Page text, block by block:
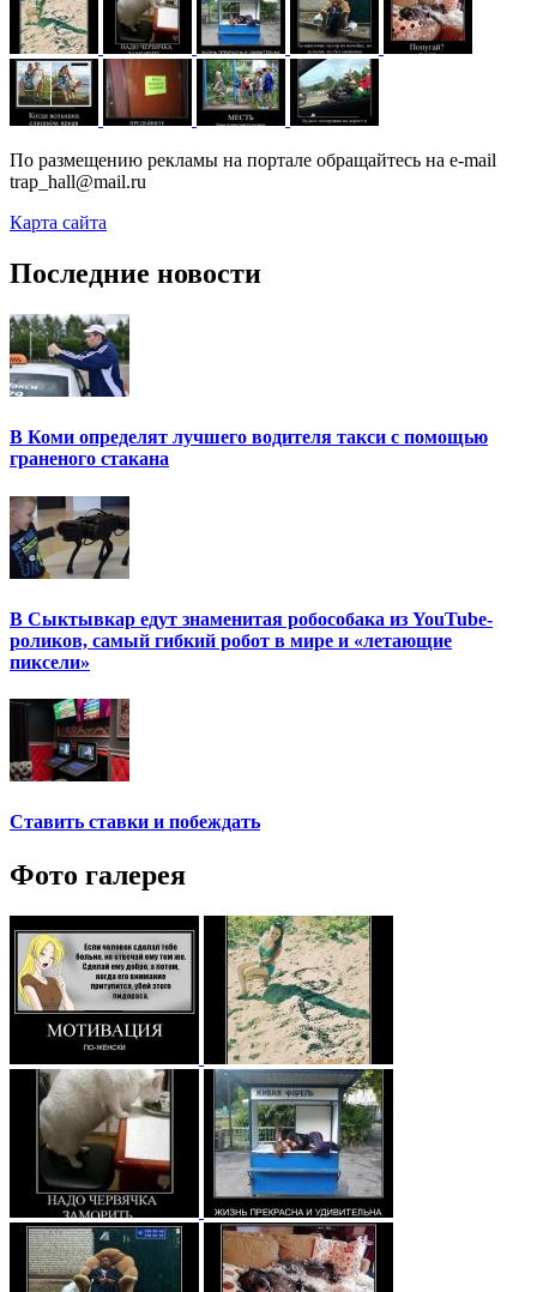
По размещению рекламы на портале обращайтесь на e-mail
trap_hall@mail.ru
Карта сайта
Последние новости
В Коми определят лучшего водителя такси с помощью
граненого стакана
В Сыктывкар едут знаменитая робособака из YouTube-
роликов, самый гибкий робот в мире и «летающие
пиксели»
Ставить ставки и побеждать
Фото галерея